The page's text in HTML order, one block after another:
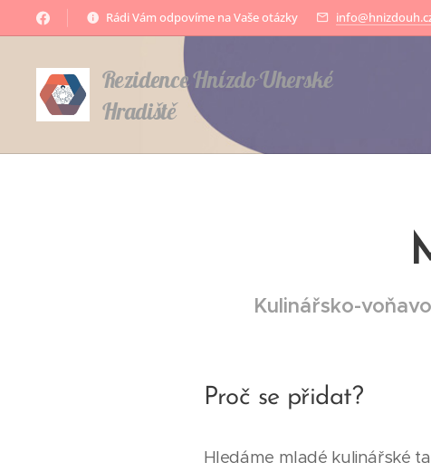
Rádi Vám odpovíme na Vaše otázky
Rezidence Hnízdo Uherské
Hradiště
Kulinářsko-
Proč se přidat?
Hledáme mladé kulinářské